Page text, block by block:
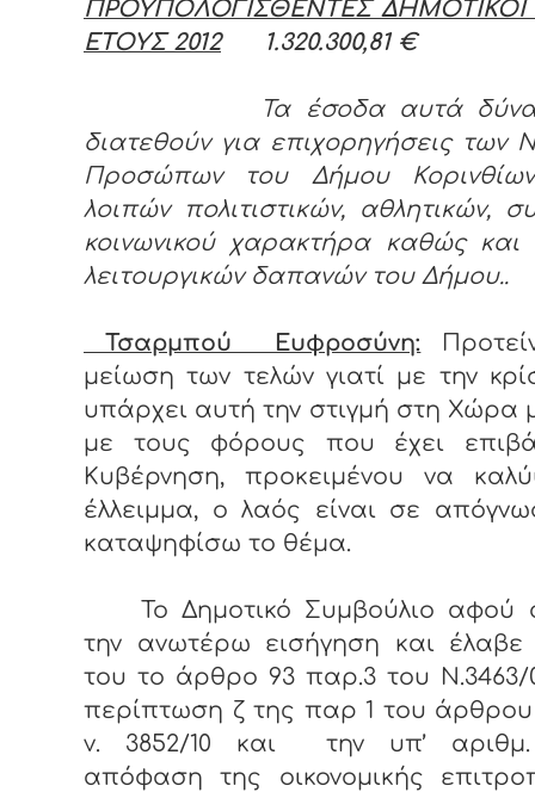
ΠΡΟΫΠΟΛΟΓΙΣΘΕΝΤΕΣ ΔΗΜΟΤΙΚΟΙ
ΕΤΟΥΣ 2012
1.320.300,81 €
Τα έσοδα αυτά
διατεθούν για επιχορηγήσεις των
Προσώπων του Δήμου
λοιπών πολιτιστικών, αθλητικών,
κοινωνικού χαρακτήρα καθώς και
λειτουργικών δαπανών του Δήμου..
Τσαρμπού Ευφροσύνη:
μείωση των τελών γιατί με την
υπάρχει αυτή την στιγμή στη Χώρα
με τους φόρους που έχει
Κυβέρνηση, προκειμένου να
έλλειμμα, ο λαός είναι σε
καταψηφίσω το θέμα.
Το Δημοτικό Συμβούλιο αφού
την ανωτέρω εισήγηση και
του το άρθρο 93 παρ.3 του Ν.3463/
περίπτωση ζ της παρ 1 του άρθρου
ν. 3852/10 και την υπ’ αριθμ.
απόφαση της οικονομικής